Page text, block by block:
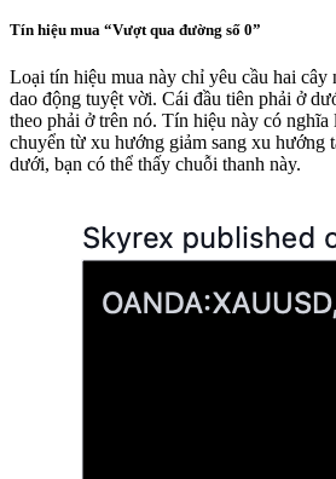
Tín hiệu mua “Vượt qua đường số 0”
Loại tín hiệu mua này chỉ yêu cầu hai cây
dao động tuyệt vời. Cái đầu tiên phải ở
theo phải ở trên nó. Tín hiệu này có nghĩa
chuyển từ xu hướng giảm sang xu hướng
dưới, bạn có thể thấy chuỗi thanh này.